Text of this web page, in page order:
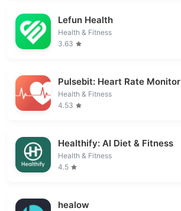
Lefun Health
Health & Fitness
3.63
Pulsebit: Heart Rate Monitor
Health & Fitness
4.53
Healthify: AI Diet & Fitness
Health & Fitness
4.5
healow